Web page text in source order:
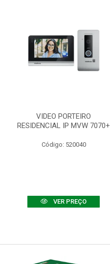
VIDEO PORTEIRO
RESIDENCIAL IP MVW 7070+
Código: 520040
VER PREÇO